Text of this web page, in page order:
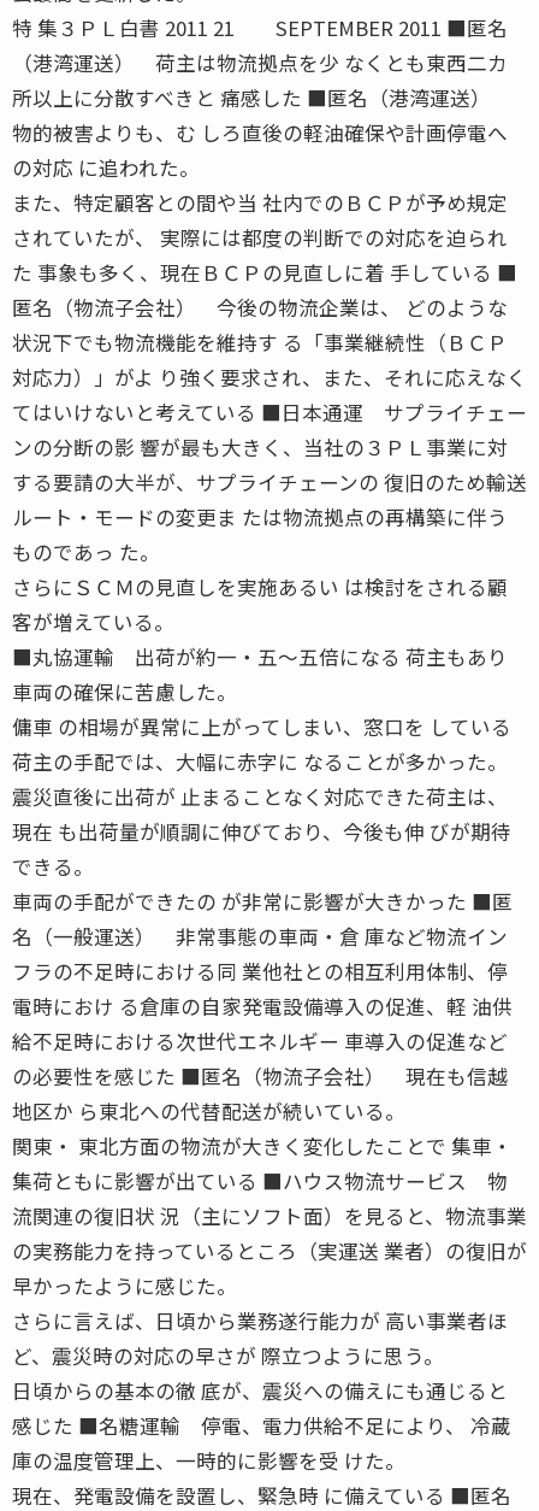
特 集３ＰＬ白書 2011 21 SEPTEMBER 2011 ■匿名
（港湾運送） 荷主は物流拠点を少 なくとも東西二カ
所以上に分散すべきと 痛感した ■匿名（港湾運送）
物的被害よりも、む しろ直後の軽油確保や計画停電へ
の対応 に追われた。
また、特定顧客との間や当 社内でのＢＣＰが予め規定
されていたが、 実際には都度の判断での対応を迫られ
た 事象も多く、現在ＢＣＰの見直しに着 手している ■
匿名（物流子会社） 今後の物流企業は、 どのような
状況下でも物流機能を維持す る「事業継続性（ＢＣＰ
対応力）」がよ り強く要求され、また、それに応えなく
てはいけないと考えている ■日本通運 サプライチェー
ンの分断の影 響が最も大きく、当社の３ＰＬ事業に対
する要請の大半が、サプライチェーンの 復旧のため輸送
ルート・モードの変更ま たは物流拠点の再構築に伴う
ものであっ た。
さらにＳＣＭの見直しを実施あるい は検討をされる顧
客が増えている。
■丸協運輸 出荷が約一・五〜五倍になる 荷主もあり
車両の確保に苦慮した。
傭車 の相場が異常に上がってしまい、窓口を している
荷主の手配では、大幅に赤字に なることが多かった。
震災直後に出荷が 止まることなく対応できた荷主は、
現在 も出荷量が順調に伸びており、今後も伸 びが期待
できる。
車両の手配ができたの が非常に影響が大きかった ■匿
名（一般運送） 非常事態の車両・倉 庫など物流イン
フラの不足時における同 業他社との相互利用体制、停
電時におけ る倉庫の自家発電設備導入の促進、軽 油供
給不足時における次世代エネルギー 車導入の促進など
の必要性を感じた ■匿名（物流子会社） 現在も信越
地区か ら東北への代替配送が続いている。
関東・ 東北方面の物流が大きく変化したことで 集車・
集荷ともに影響が出ている ■ハウス物流サービス 物
流関連の復旧状 況（主にソフト面）を見ると、物流事業
の実務能力を持っているところ（実運送 業者）の復旧が
早かったように感じた。
さらに言えば、日頃から業務遂行能力が 高い事業者ほ
ど、震災時の対応の早さが 際立つように思う。
日頃からの基本の徹 底が、震災への備えにも通じると
感じた ■名糖運輸 停電、電力供給不足により、 冷蔵
庫の温度管理上、一時的に影響を受 けた。
現在、発電設備を設置し、緊急時 に備えている ■匿名